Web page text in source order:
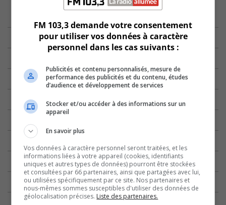
FM 103,3 demande votre consentement
pour utiliser vos données à caractère
personnel dans les cas suivants :
Publicités et contenu personnalisés, mesure de
performance des publicités et du contenu, études
d’audience et développement de services
Stocker et/ou accéder à des informations sur un
appareil
En savoir plus
Vos données à caractère personnel seront traitées, et les
informations liées à votre appareil (cookies, identifiants
uniques et autres types de données) pourront être stockées
et consultées par 66 partenaires, ainsi que partagées avec lui,
ou utilisées spécifiquement par ce site. Nos partenaires et
nous-mêmes sommes susceptibles d'utiliser des données de
géolocalisation précises. Liste des partenaires.